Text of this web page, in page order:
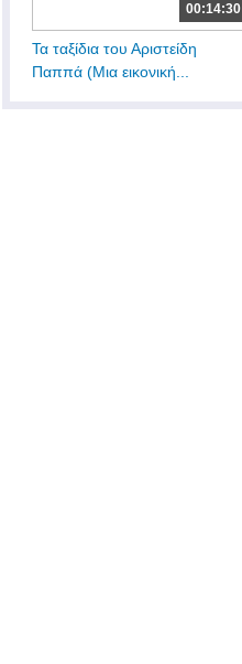
00:14:30
Τα ταξίδια του Αριστείδη
Παππά (Μια εικονική...